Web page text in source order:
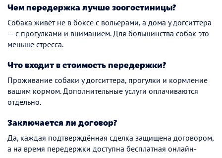
Чем передержка лучше зоогостиницы?
Собака живёт не в боксе с вольерами, а дома у догситтера
— с прогулками и вниманием. Для большинства собак это
меньше стресса.
Что входит в стоимость передержки?
Проживание собаки у догситтера, прогулки и кормление
вашим кормом. Дополнительные услуги оплачиваются
отдельно.
Заключается ли договор?
Да, каждая подтверждённая сделка защищена договором,
а на время передержки доступна бесплатная онлайн-